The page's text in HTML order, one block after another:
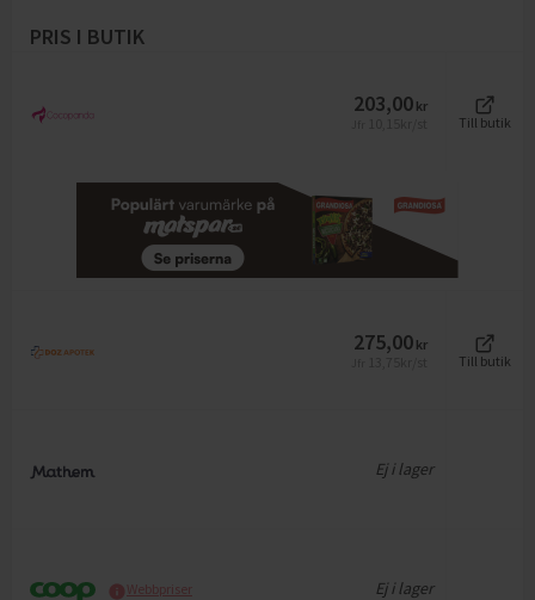
PRIS I BUTIK
203,00 kr
Till butik
275,00 kr
Till butik
Ej i lager
Webbpriser Ej i lager